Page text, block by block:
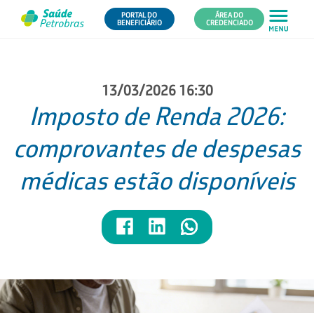
PORTAL DO
BENEFICIÁRIO
ÁREA DO
CREDENCIADO
13/03/2026 16:30
Imposto de Renda 2026:
comprovantes de despesas
médicas estão disponíveis